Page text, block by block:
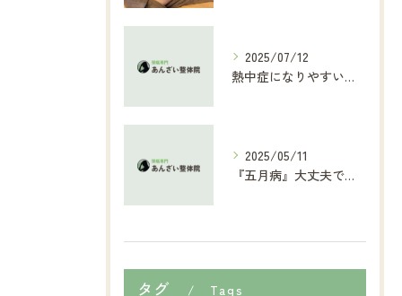
2025/07/12
熱中症になりやすい要因
2025/05/11
『五月病』大丈夫ですか？
タグ Tags